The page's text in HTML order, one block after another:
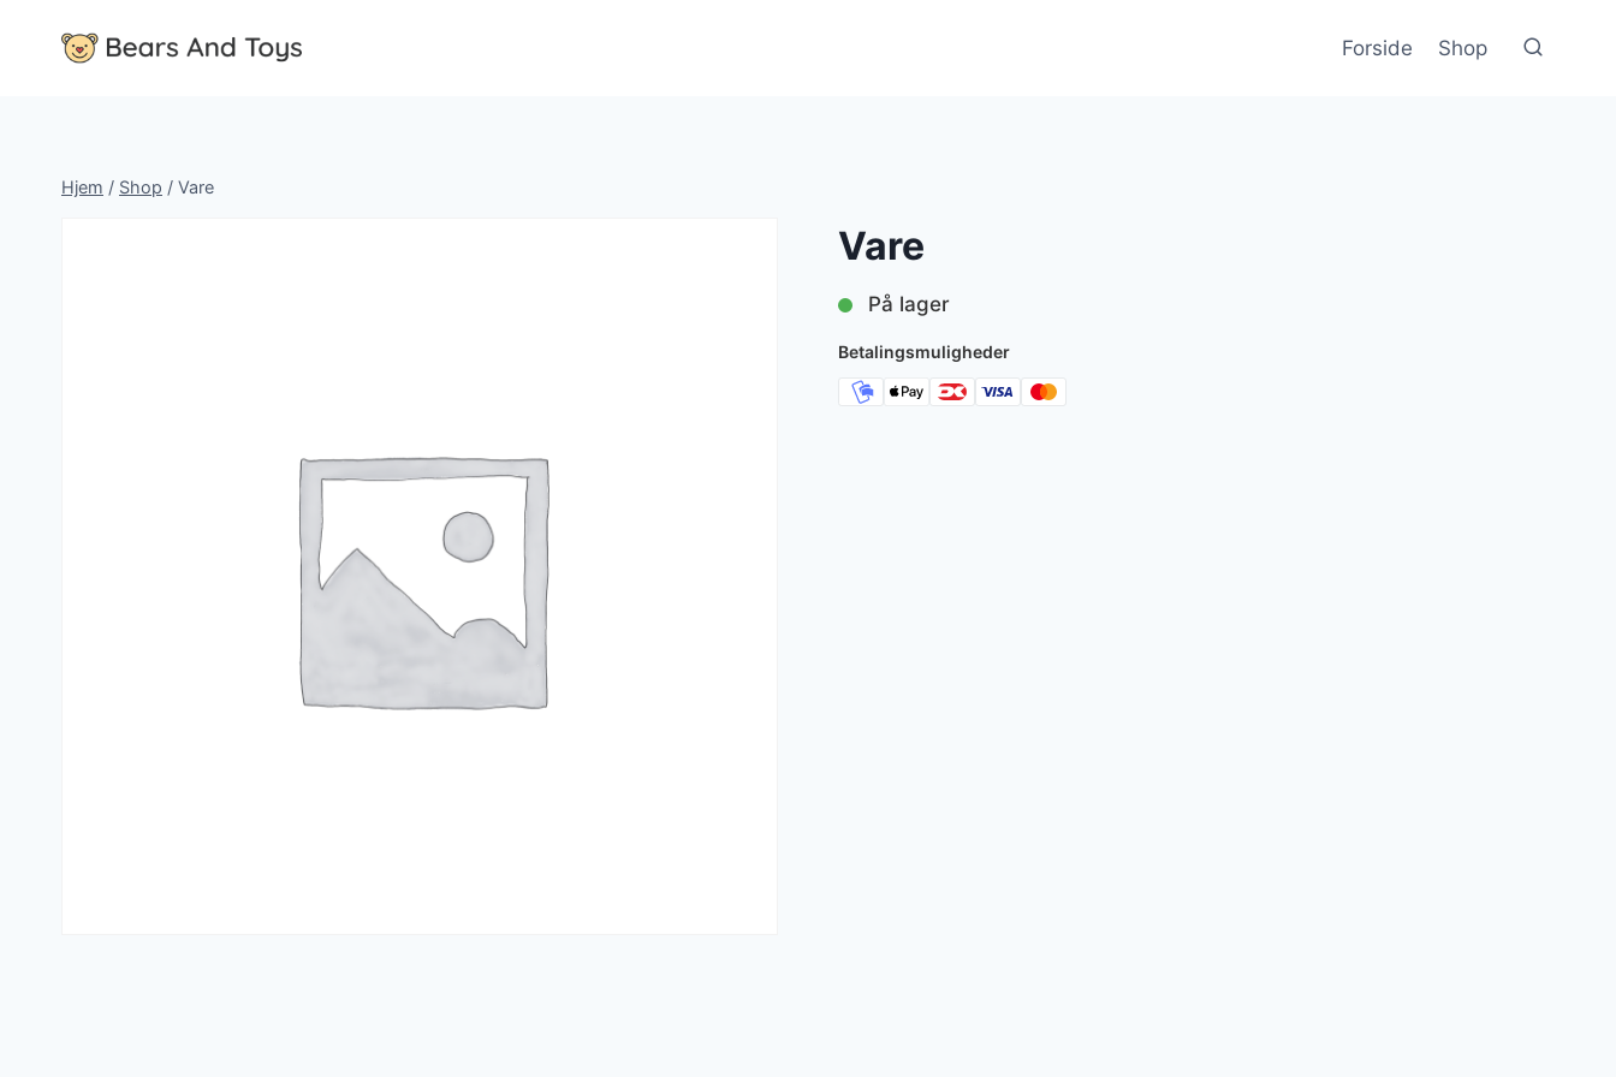
Forside Shop
Hjem / Shop / Vare
Vare
På lager
Betalingsmuligheder